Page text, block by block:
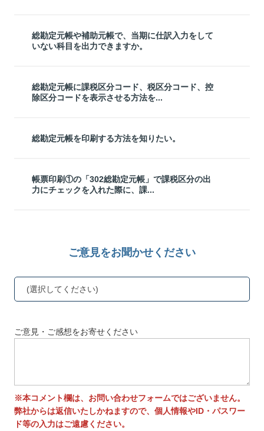
総勘定元帳や補助元帳で、当期に仕訳入力をして
いない科目を出力できますか。
総勘定元帳に課税区分コード、税区分コード、控
除区分コードを表示させる方法を...
総勘定元帳を印刷する方法を知りたい。
帳票印刷①の「302総勘定元帳」で課税区分の出
力にチェックを入れた際に、課...
ご意見をお聞かせください
(選択してください)
ご意見・ご感想をお寄せください
※本コメント欄は、お問い合わせフォームではございません。
弊社からは返信いたしかねますので、個人情報やID・パスワー
ド等の入力はご遠慮ください。